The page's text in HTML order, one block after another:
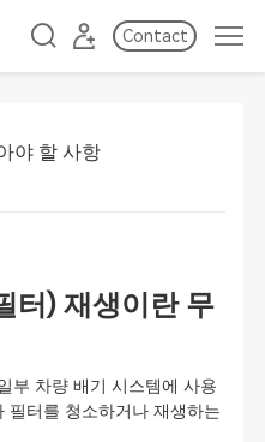
Contact
야 할 사항
터) 재생이란 무
부 차량 배기 시스템에 사용
필터를 청소하거나 재생하는